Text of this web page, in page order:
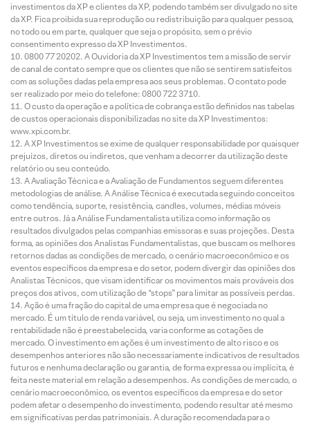
investimentos da XP e clientes da XP, podendo também ser divulgado no site
da XP. Fica proibida sua reprodução ou redistribuição para qualquer pessoa,
no todo ou em parte, qualquer que seja o propósito, sem o prévio
consentimento expresso da XP Investimentos.
0800 77 20202. A Ouvidoria da XP Investimentos tem a missão de servir
de canal de contato sempre que os clientes que não se sentirem satisfeitos
com as soluções dadas pela empresa aos seus problemas. O contato pode
ser realizado por meio do telefone: 0800 722 3710.
O custo da operação e a política de cobrança estão definidos nas tabelas
de custos operacionais disponibilizadas no site da XP Investimentos:
www.xpi.com.br.
A XP Investimentos se exime de qualquer responsabilidade por quaisquer
prejuízos, diretos ou indiretos, que venham a decorrer da utilização deste
relatório ou seu conteúdo.
A Avaliação Técnica e a Avaliação de Fundamentos seguem diferentes
metodologias de análise. A Análise Técnica é executada seguindo conceitos
como tendência, suporte, resistência, candles, volumes, médias móveis
entre outros. Já a Análise Fundamentalista utiliza como informação os
resultados divulgados pelas companhias emissoras e suas projeções. Desta
forma, as opiniões dos Analistas Fundamentalistas, que buscam os melhores
retornos dadas as condições de mercado, o cenário macroeconômico e os
eventos específicos da empresa e do setor, podem divergir das opiniões dos
Analistas Técnicos, que visam identificar os movimentos mais prováveis dos
preços dos ativos, com utilização de “stops” para limitar as possíveis perdas.
Ação é uma fração do capital de uma empresa que é negociada no
mercado. É um título de renda variável, ou seja, um investimento no qual a
rentabilidade não é preestabelecida, varia conforme as cotações de
mercado. O investimento em ações é um investimento de alto risco e os
desempenhos anteriores não são necessariamente indicativos de resultados
futuros e nenhuma declaração ou garantia, de forma expressa ou implícita, é
feita neste material em relação a desempenhos. As condições de mercado, o
cenário macroeconômico, os eventos específicos da empresa e do setor
podem afetar o desempenho do investimento, podendo resultar até mesmo
em significativas perdas patrimoniais. A duração recomendada para o